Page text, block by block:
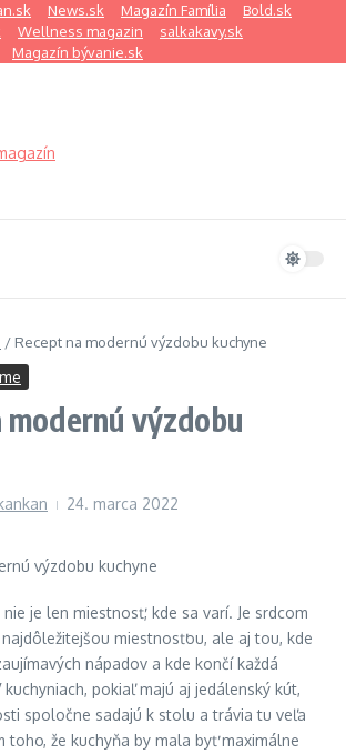
News.sk Magazín Família
Bold.sk
Wellness magazin
salkakavy.sk
Magazín bývanie.sk
/ Recept na modernú výzdobu kuchyne
modernú výzdobu
24. marca 2022
je len miestnosť, kde sa varí. Je srdcom
miestnosťou, ale aj tou, kde
nápadov a kde končí každá
pokiaľ majú aj jedálenský kút,
spoločne sadajú k stolu a trávia tu veľa
toho, že kuchyňa by mala byť maximálne